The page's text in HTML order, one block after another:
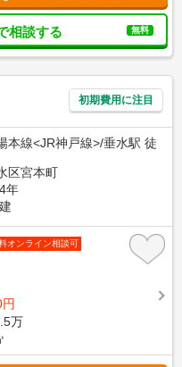
相談する 無料
初期費用に注目
本線<JR神戸線>/垂水駅 徒
区宮本町
年
オンライン相談可
万